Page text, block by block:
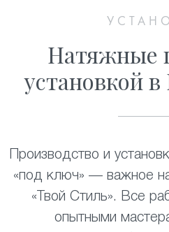
Натяжные
установкой
Производство и
«под ключ» — важное
«Твой Стиль». Все
опытными